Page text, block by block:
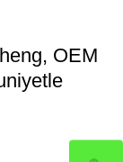
OEM